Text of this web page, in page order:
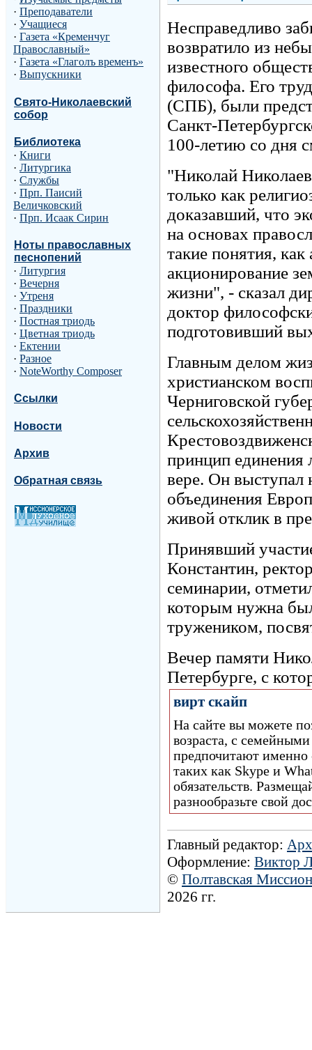
· Преподаватели
· Учащиеся
· Газета «Кременчуг
Православный»
· Газета «Глаголъ временъ»
· Выпускники
Свято-Николаевский
собор
Библиотека
· Книги
· Литургика
· Службы
· Прп. Паисий
Величковский
· Прп. Исаак Сирин
Ноты православных
песнопений
· Литургия
· Вечерня
· Утреня
· Праздники
· Постная триодь
· Цветная триодь
· Ектении
· Разное
· NoteWorthy Composer
Ссылки
Новости
Архив
Обратная связь
Несправедливо
возвратило из
известного
философа. Его
(СПБ), были
Санкт-
100-летию со дня
"Николай
только как
доказавший, что
на основах
такие понятия,
акционирование
жизни", - сказал
доктор
подготовивший
Главным делом
христианском
Черниговской
принцип единения
вере. Он выступал
объединения
живой отклик в
Принявший
Константин,
семинарии,
которым нужна
тружеником,
Вечер памяти
Петербурге, с
вирт скайп
На сайте вы можете
возраста, с
предпочитают именно
таких как Skype и
обязательств.
разнообразьте свой
Главный редактор:
Оформление: Виктор
© Полтавская
2026 гг.